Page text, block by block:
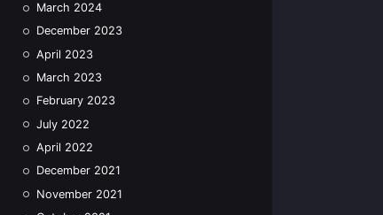
March 2024
December 2023
April 2023
March 2023
February 2023
July 2022
April 2022
December 2021
November 2021